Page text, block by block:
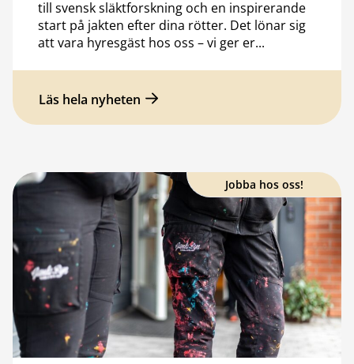
till svensk släktforskning och en inspirerande
start på jakten efter dina rötter. Det lönar sig
att vara hyresgäst hos oss – vi ger er...
Läs hela nyheten
Jobba hos oss!